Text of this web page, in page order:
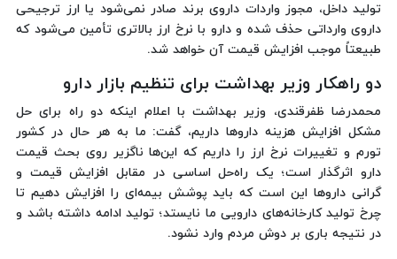
تولید داخل، مجوز واردات داروی برند صادر نمی‌شود یا ارز ترجیحی
داروی وارداتی حذف شده و دارو با نرخ ارز بالاتری تأمین می‌شود که
طبیعتاً موجب افزایش قیمت آن خواهد شد.
دو راهکار وزیر بهداشت برای تنظیم بازار دارو
محمدرضا ظفرقندی، وزیر بهداشت با اعلام اینکه دو راه برای حل
مشکل افزایش هزینه داروها داریم، گفت: ما به هر حال در کشور
تورم و تغییرات نرخ ارز را داریم که این‌ها ناگزیر روی بحث قیمت
دارو اثرگذار است؛ یک راه‌حل اساسی در مقابل افزایش قیمت و
گرانی داروها این است که باید پوشش بیمه‌ای را افزایش دهیم تا
چرخ تولید کارخانه‌های دارویی ما نایستد؛ تولید ادامه داشته باشد و
در نتیجه باری بر دوش مردم وارد نشود.